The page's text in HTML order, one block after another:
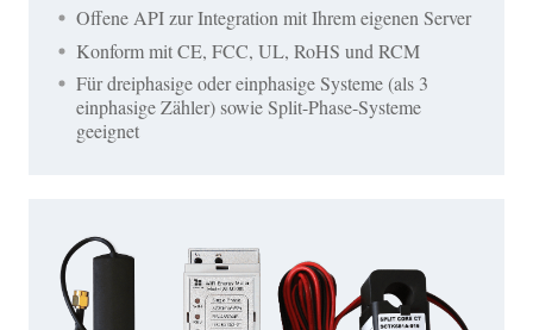
Offene API zur Integration mit Ihrem eigenen Server
Konform mit CE, FCC, UL, RoHS und RCM
Für dreiphasige oder einphasige Systeme (als 3
einphasige Zähler) sowie Split-Phase-Systeme
geeignet